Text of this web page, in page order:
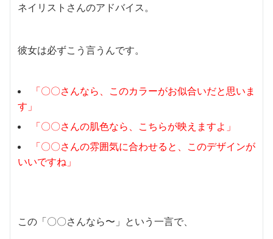
ネイリストさんのアドバイス。
彼女は必ずこう言うんです。
「〇〇さんなら、このカラーがお似合いだと思いま
す」
「〇〇さんの肌色なら、こちらが映えますよ」
「〇〇さんの雰囲気に合わせると、このデザインが
いいですね」
この「〇〇さんなら〜」という一言で、